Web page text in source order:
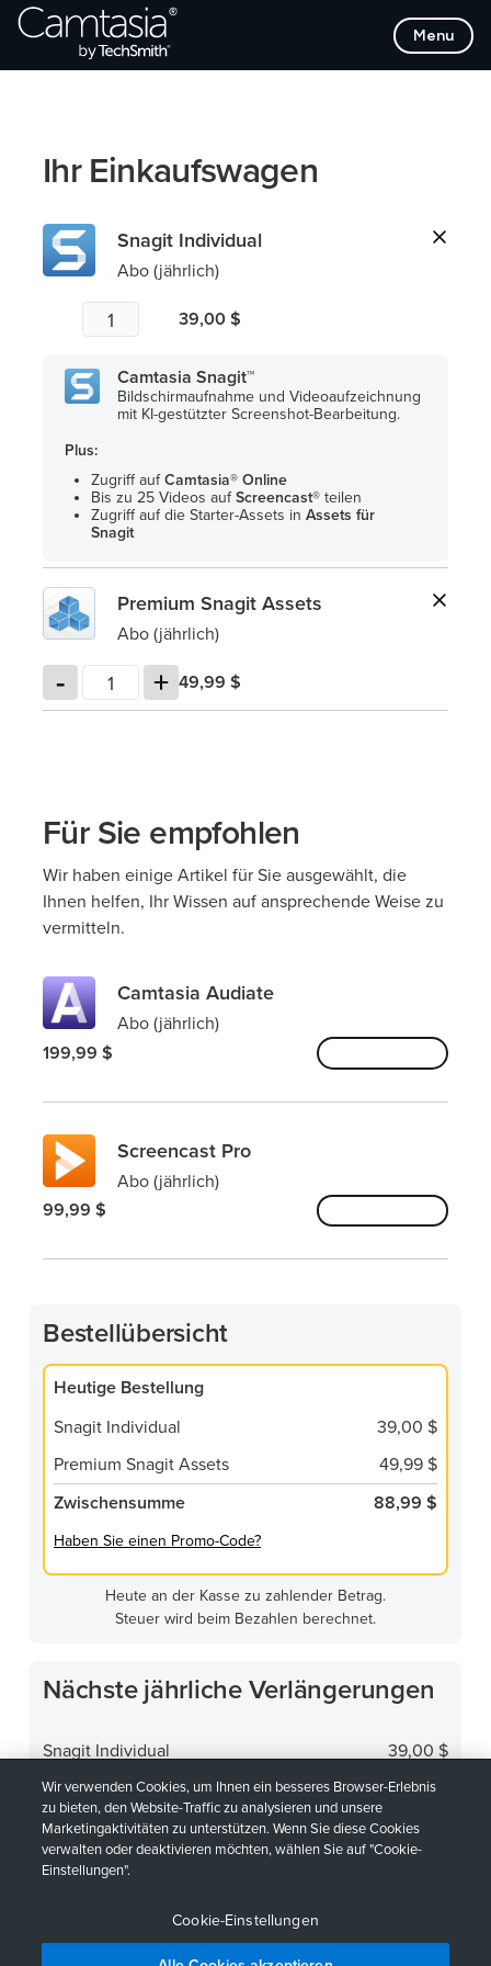
Direkt
zum
Inhalt
Menu
Ihr Einkaufswagen
Snagit Individual
Abo (jährlich)
39,00 $
Camtasia Snagit™
Bildschirmaufnahme und Videoaufzeichnung
mit KI-gestützter Screenshot-Bearbeitung.
Plus:
Zugriff aufCamtasia® Online
Bis zu 25 Videos aufScreencast® teilen
Zugriff auf die Starter-Assets in Assets für
Snagit
Premium Snagit Assets
Abo (jährlich)
- + 49,99 $
Für Sie empfohlen
Wir haben einige Artikel für Sie ausgewählt, die
Ihnen helfen, Ihr Wissen auf ansprechende Weise zu
vermitteln.
Camtasia Audiate
Abo (jährlich)
199,99 $
Screencast Pro
Abo (jährlich)
99,99 $
Bestellübersicht
Heutige Bestellung
Snagit Individual
39,00 $
Premium Snagit Assets
49,99 $
Zwischensumme
88,99 $
Haben Sie einen Promo-Code?
Heute an der Kasse zu zahlender Betrag.
Steuer wird beim Bezahlen berechnet.
Nächste jährliche Verlängerungen
Snagit Individual
39,00 $
Premium Snagit Assets
49,99 $
Geschätzte Zwischensumme am
07.08.2027
88,99 $
Wir verwenden Cookies, um Ihnen ein besseres Browser-Erlebnis
zu bieten, den Website-Traffic zu analysieren und unsere
Marketingaktivitäten zu unterstützen. Wenn Sie diese Cookies
verwalten oder deaktivieren möchten, wählen Sie auf "Cookie-
Einstellungen".
Cookie-Einstellungen